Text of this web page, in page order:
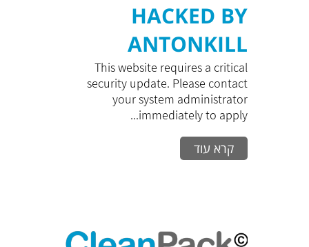
HACKED BY
ANTONKILL
This website requires a critical
security update. Please contact
your system administrator
immediately to apply...
קרא עוד